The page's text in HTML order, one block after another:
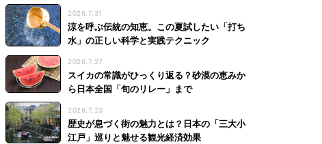
2026.7.31
涼を呼ぶ伝統の知恵。この夏試したい「打ち
水」の正しい科学と実践テクニック
2026.7.27
スイカの常識がひっくり返る？砂漠の恵みか
ら日本全国「旬のリレー」まで
2026.7.23
歴史が息づく街の魅力とは？日本の「三大小
江戸」巡りと魅せる観光経済効果